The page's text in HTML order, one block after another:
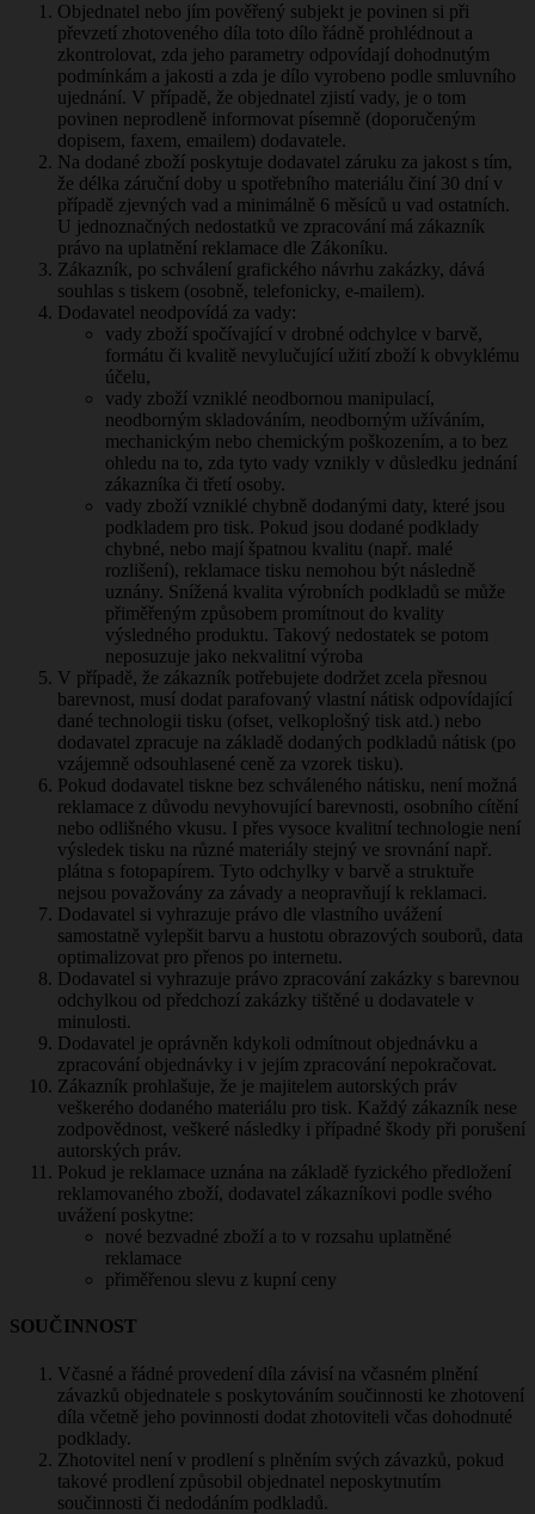
Objednatel nebo jím pověřený subjekt je povinen si při
převzetí zhotoveného díla toto dílo řádně prohlédnout a
zkontrolovat, zda jeho parametry odpovídají dohodnutým
podmínkám a jakosti a zda je dílo vyrobeno podle smluvního
ujednání. V případě, že objednatel zjistí vady, je o tom
povinen neprodleně informovat písemně (doporučeným
dopisem, faxem, emailem) dodavatele.
Na dodané zboží poskytuje dodavatel záruku za jakost s tím,
že délka záruční doby u spotřebního materiálu činí 30 dní v
případě zjevných vad a minimálně 6 měsíců u vad ostatních.
U jednoznačných nedostatků ve zpracování má zákazník
právo na uplatnění reklamace dle Zákoníku.
Zákazník, po schválení grafického návrhu zakázky, dává
souhlas s tiskem (osobně, telefonicky, e-mailem).
Dodavatel neodpovídá za vady:
vady zboží spočívající v drobné odchylce v barvě,
formátu či kvalitě nevylučující užití zboží k obvyklému
účelu,
vady zboží vzniklé neodbornou manipulací,
neodborným skladováním, neodborným užíváním,
mechanickým nebo chemickým poškozením, a to bez
ohledu na to, zda tyto vady vznikly v důsledku jednání
zákazníka či třetí osoby.
vady zboží vzniklé chybně dodanými daty, které jsou
podkladem pro tisk. Pokud jsou dodané podklady
chybné, nebo mají špatnou kvalitu (např. malé
rozlišení), reklamace tisku nemohou být následně
uznány. Snížená kvalita výrobních podkladů se může
přiměřeným způsobem promítnout do kvality
výsledného produktu. Takový nedostatek se potom
neposuzuje jako nekvalitní výroba
V případě, že zákazník potřebujete dodržet zcela přesnou
barevnost, musí dodat parafovaný vlastní nátisk odpovídající
dané technologii tisku (ofset, velkoplošný tisk atd.) nebo
dodavatel zpracuje na základě dodaných podkladů nátisk (po
vzájemně odsouhlasené ceně za vzorek tisku).
Pokud dodavatel tiskne bez schváleného nátisku, není možná
reklamace z důvodu nevyhovující barevnosti, osobního cítění
nebo odlišného vkusu. I přes vysoce kvalitní technologie není
výsledek tisku na různé materiály stejný ve srovnání např.
plátna s fotopapírem. Tyto odchylky v barvě a struktuře
nejsou považovány za závady a neopravňují k reklamaci.
Dodavatel si vyhrazuje právo dle vlastního uvážení
samostatně vylepšit barvu a hustotu obrazových souborů, data
optimalizovat pro přenos po internetu.
Dodavatel si vyhrazuje právo zpracování zakázky s barevnou
odchylkou od předchozí zakázky tištěné u dodavatele v
minulosti.
Dodavatel je oprávněn kdykoli odmítnout objednávku a
zpracování objednávky i v jejím zpracování nepokračovat.
Zákazník prohlašuje, že je majitelem autorských práv
veškerého dodaného materiálu pro tisk. Každý zákazník nese
zodpovědnost, veškeré následky i případné škody při porušení
autorských práv.
Pokud je reklamace uznána na základě fyzického předložení
reklamovaného zboží, dodavatel zákazníkovi podle svého
uvážení poskytne:
nové bezvadné zboží a to v rozsahu uplatněné
reklamace
přiměřenou slevu z kupní ceny
SOUČINNOST
Včasné a řádné provedení díla závisí na včasném plnění
závazků objednatele s poskytováním součinnosti ke zhotovení
díla včetně jeho povinnosti dodat zhotoviteli včas dohodnuté
podklady.
Zhotovitel není v prodlení s plněním svých závazků, pokud
takové prodlení způsobil objednatel neposkytnutím
součinnosti či nedodáním podkladů.